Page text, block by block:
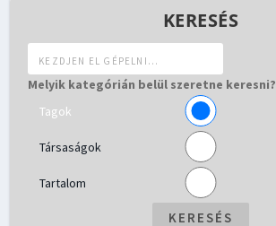
KERESÉS
Melyik kategórián belül szeretne keresni?
Tagok
Társaságok
Tartalom